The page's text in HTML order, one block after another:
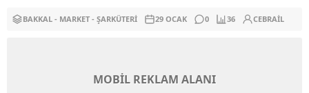
BAKKAL - MARKET - ŞARKÜTERI 29 OCAK 0 36 CEBRAIL
MOBİL REKLAM ALANI